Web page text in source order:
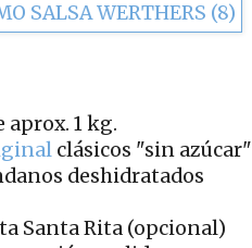
aprox. 1 kg.
clásicos "sin azúcar"
deshidratados
Santa Rita (opcional)